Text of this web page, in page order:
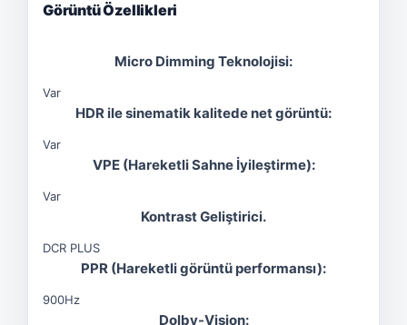
Görüntü Özellikleri
Micro Dimming Teknolojisi:
Var
HDR ile sinematik kalitede net görüntü:
Var
VPE (Hareketli Sahne İyileştirme):
Var
Kontrast Geliştirici.
DCR PLUS
PPR (Hareketli görüntü performansı):
900Hz
Dolby-Vision: